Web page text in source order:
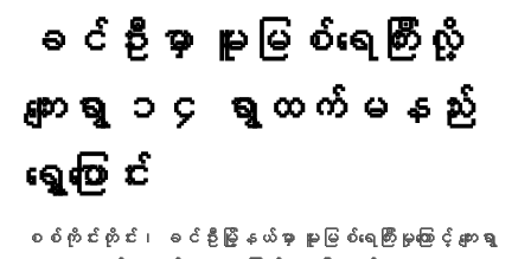
ခင်ဦးမှာ မူးမြစ်ရေကြီးလို့
ကျေးရွာ ၁၄ ရွာထက်မနည်း
ရွှေ့ပြောင်း
စစ်ကိုင်းတိုင်း၊ ခင်ဦးမြို့နယ်မှာ မူးမြစ်ရေကြီးမှုကြောင့် ကျေးရွာ